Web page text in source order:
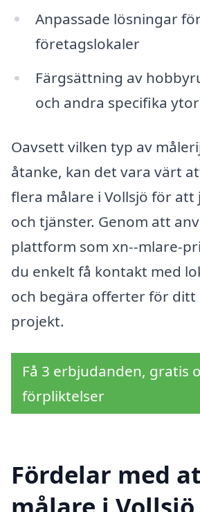
Anpassade lösningar
företagslokaler
Färgsättning av
och andra specifika ytor
Oavsett vilken typ av
åtanke, kan det vara värt
flera målare i Vollsjö för
och tjänster. Genom att
plattform som xn--mlare-
du enkelt få kontakt med
och begära offerter för ditt
projekt.
Få 3 erbjudanden, gratis
förpliktelser
Fördelar med